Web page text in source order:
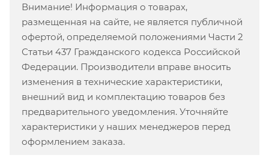
Внимание! Информация о товарах,
размещенная на сайте, не является публичной
офертой, определяемой положениями Части 2
Статьи 437 Гражданского кодекса Российской
Федерации. Производители вправе вносить
изменения в технические характеристики,
внешний вид и комплектацию товаров без
предварительного уведомления. Уточняйте
характеристики у наших менеджеров перед
оформлением заказа.